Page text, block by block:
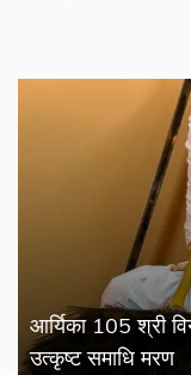
आर्यिका 105 श्री
उत्कृष्ट समाधि मरण